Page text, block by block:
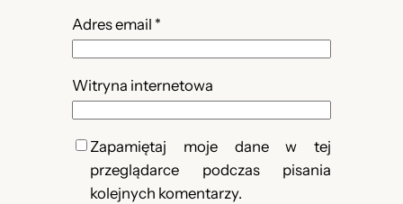
Adres email *
Witryna internetowa
Zapamiętaj moje dane w tej
przeglądarce podczas pisania
kolejnych komentarzy.